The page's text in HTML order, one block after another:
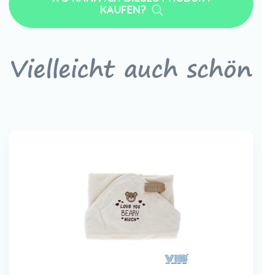
KAUFEN?
Vielleicht auch schön